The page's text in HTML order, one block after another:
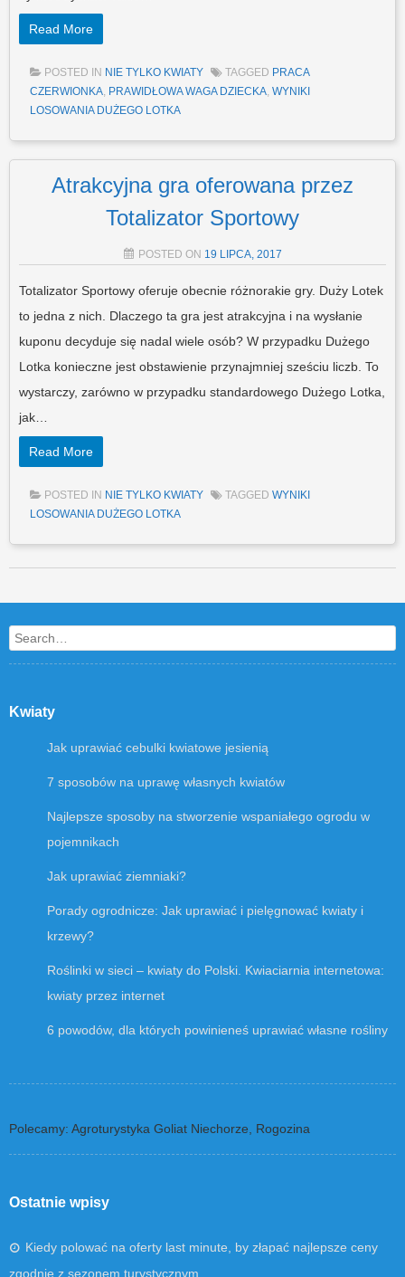
Read More
POSTED IN NIE TYLKO KWIATY TAGGED PRACA
CZERWIONKA, PRAWIDŁOWA WAGA DZIECKA, WYNIKI
LOSOWANIA DUŻEGO LOTKA
Atrakcyjna gra oferowana przez
Totalizator Sportowy
POSTED ON 19 LIPCA, 2017
Totalizator Sportowy oferuje obecnie różnorakie gry. Duży Lotek
to jedna z nich. Dlaczego ta gra jest atrakcyjna i na wysłanie
kuponu decyduje się nadal wiele osób? W przypadku Dużego
Lotka konieczne jest obstawienie przynajmniej sześciu liczb. To
wystarczy, zarówno w przypadku standardowego Dużego Lotka,
jak…
Read More
POSTED IN NIE TYLKO KWIATY TAGGED WYNIKI
LOSOWANIA DUŻEGO LOTKA
Post navigation
Search
Kwiaty
Jak uprawiać cebulki kwiatowe jesienią
7 sposobów na uprawę własnych kwiatów
Najlepsze sposoby na stworzenie wspaniałego ogrodu w
pojemnikach
Jak uprawiać ziemniaki?
Porady ogrodnicze: Jak uprawiać i pielęgnować kwiaty i
krzewy?
Roślinki w sieci – kwiaty do Polski. Kwiaciarnia internetowa:
kwiaty przez internet
6 powodów, dla których powinieneś uprawiać własne rośliny
Polecamy: Agroturystyka Goliat Niechorze, Rogozina
Ostatnie wpisy
Kiedy polować na oferty last minute, by złapać najlepsze ceny
zgodnie z sezonem turystycznym